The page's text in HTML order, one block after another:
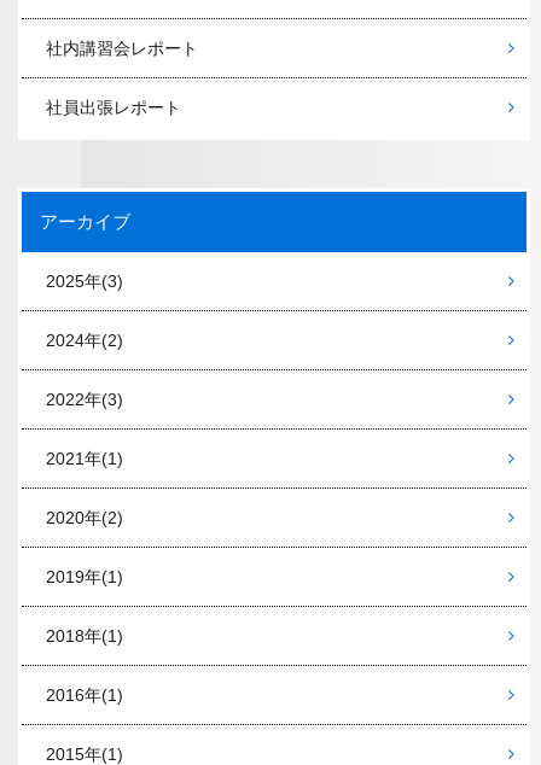
社内講習会レポート
社員出張レポート
アーカイブ
2025年(3)
2024年(2)
2022年(3)
2021年(1)
2020年(2)
2019年(1)
2018年(1)
2016年(1)
2015年(1)